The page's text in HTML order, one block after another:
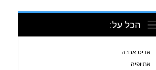
הכל על:
אדיס אבבה
אתיופיה